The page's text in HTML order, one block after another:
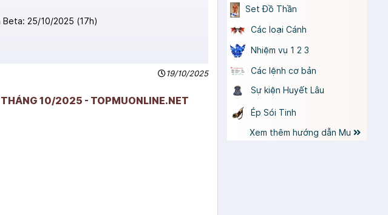
25/10/2025 (17h)
19/10/2025
THÁNG 10/2025 - TOPMUONLINE.NET
Set Đồ Thần
Các loại Cánh
Nhiệm vụ 1 2 3
Các lệnh cơ bản
Sự kiện Huyết Lâu
Ép Sói Tinh
Xem thêm hướng dẫn Mu